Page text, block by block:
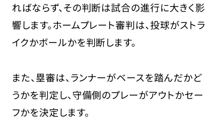
ればならず、その判断は試合の進行に大きく影
響します。ホームプレート審判は、投球がストラ
イクかボールかを判断します。
また、塁審は、ランナーがベースを踏んだかど
うかを判定し、守備側のプレーがアウトかセー
フかを決定します。